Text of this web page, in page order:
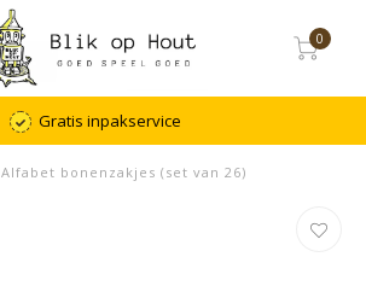
0
Gratis inpakservice
Alfabet bonenzakjes (set van 26)